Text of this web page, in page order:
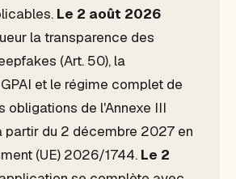
Le 2 août 2026
la transparence des
(Art. 50), la
et le régime complet de
obligations de l'Annexe III
partir du 2 décembre 2027 en
(UE) 2026/1744. Le 2